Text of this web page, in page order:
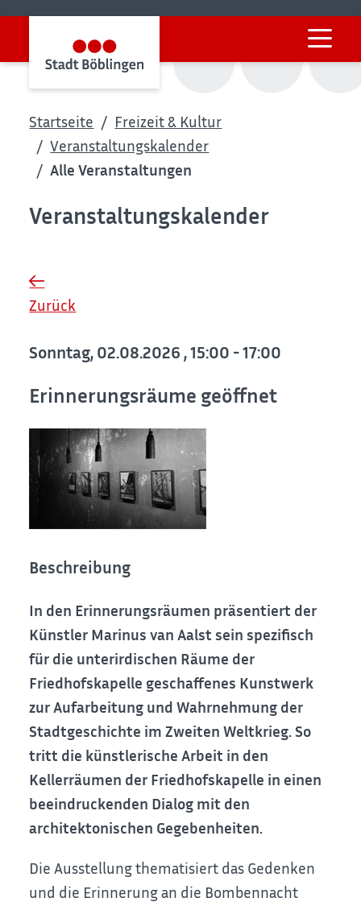
Startseite
Freizeit & Kultur
Veranstaltungskalender
Alle Veranstaltungen
Veranstaltungskalender
Zurück
Sonntag, 02.08.2026 , 15:00 - 17:00
Erinnerungsräume geöffnet
Beschreibung
In den Erinnerungsräumen präsentiert der
Künstler Marinus van Aalst sein spezifisch
für die unterirdischen Räume der
Friedhofskapelle geschaffenes Kunstwerk
zur Aufarbeitung und Wahrnehmung der
Stadtgeschichte im Zweiten Weltkrieg. So
tritt die künstlerische Arbeit in den
Kellerräumen der Friedhofskapelle in einen
beeindruckenden Dialog mit den
architektonischen Gegebenheiten.
Die Ausstellung thematisiert das Gedenken
und die Erinnerung an die Bombennacht